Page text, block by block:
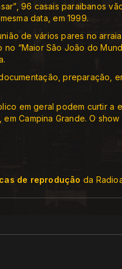
96 casais paraibanos
data, em 1999.
de vários pares no
“Maior São João do
preparação,
em geral podem curtir a
Campina Grande. O
de reprodução da